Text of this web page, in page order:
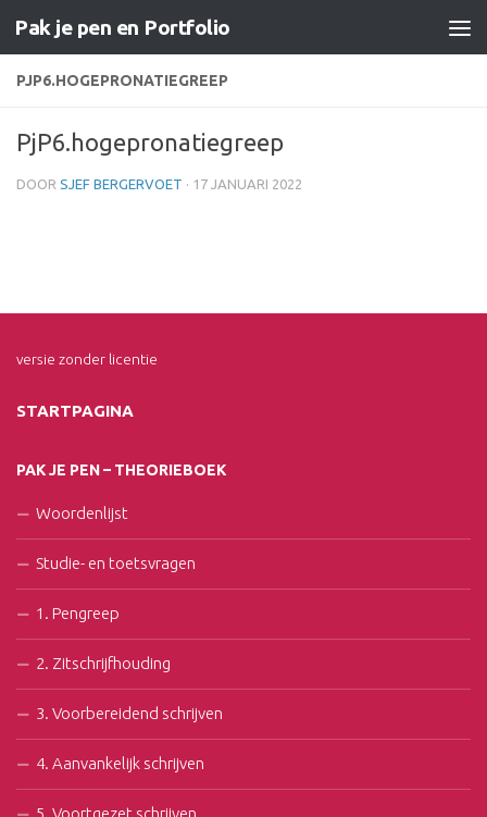
Doorgaan naar inhoud
Pak je pen en Portfolio
PJP6.HOGEPRONATIEGREEP
PjP6.hogepronatiegreep
DOOR SJEF BERGERVOET · 17 JANUARI 2022
versie zonder licentie
STARTPAGINA
PAK JE PEN – THEORIEBOEK
Woordenlijst
Studie- en toetsvragen
1. Pengreep
2. Zitschrijfhouding
3. Voorbereidend schrijven
4. Aanvankelijk schrijven
5. Voortgezet schrijven